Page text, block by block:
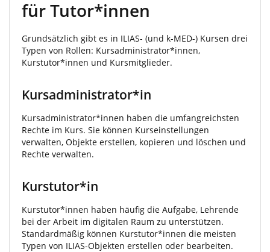
für Tutor*innen
Grundsätzlich gibt es in ILIAS- (und k-MED-) Kursen drei
Typen von Rollen: Kursadministrator*innen,
Kurstutor*innen und Kursmitglieder.
Kursadministrator*in
Kursadministrator*innen haben die umfangreichsten
Rechte im Kurs. Sie können Kurseinstellungen
verwalten, Objekte erstellen, kopieren und löschen und
Rechte verwalten.
Kurstutor*in
Kurstutor*innen haben häufig die Aufgabe, Lehrende
bei der Arbeit im digitalen Raum zu unterstützen.
Standardmäßig können Kurstutor*innen die meisten
Typen von ILIAS-Objekten erstellen oder bearbeiten.